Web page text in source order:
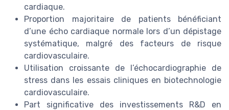
cardiaque.
Proportion majoritaire de patients bénéficiant
d’une écho cardiaque normale lors d’un dépistage
systématique, malgré des facteurs de risque
cardiovasculaire.
Utilisation croissante de l’échocardiographie de
stress dans les essais cliniques en biotechnologie
cardiovasculaire.
Part significative des investissements R&D en